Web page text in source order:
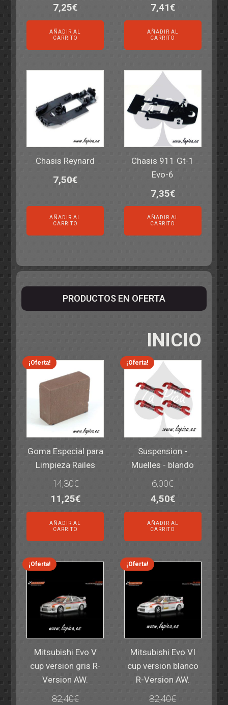
7,25€
AÑADIR AL
CARRITO
7,41€
AÑADIR AL
CARRITO
Chasis Reynard
7,50€
AÑADIR AL
CARRITO
Chasis 911 Gt-1
Evo-6
7,35€
AÑADIR AL
CARRITO
PRODUCTOS EN OFERTA
INICIO
¡Oferta!
Goma Especial para
Limpieza Railes
14,30€
El
precio
original
era:
14,30€.
11,25€El
precio
actual
es:
11,25€.
AÑADIR AL
CARRITO
¡Oferta!
Suspension -
Muelles - blando
6,00€
El
precio
original
era:
6,00€.
4,50€El
precio
actual
es:
4,50€.
AÑADIR AL
CARRITO
¡Oferta!
Mitsubishi Evo V
cup version gris R-
Version AW.
82,40€
¡Oferta!
Mitsubishi Evo VI
cup version blanco
R-Version AW.
82,40€